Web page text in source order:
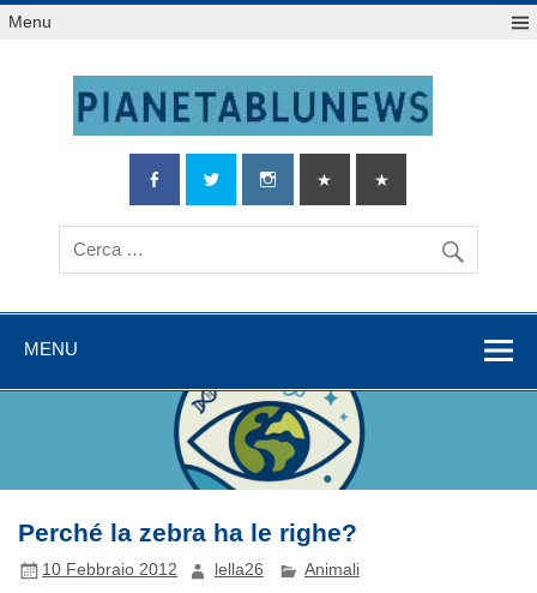
Salta
alMenu
MENU
Perché la zebra ha le righe?
10 Febbraio 2012 lella26 Animali